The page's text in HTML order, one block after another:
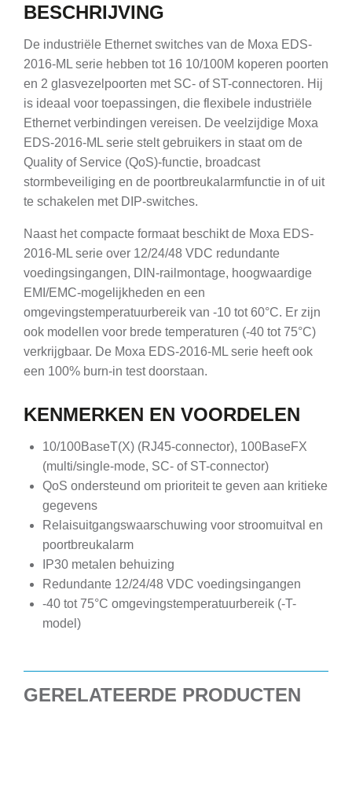
BESCHRIJVING
De industriële Ethernet switches van de Moxa EDS-
2016-ML serie hebben tot 16 10/100M koperen poorten
en 2 glasvezelpoorten met SC- of ST-connectoren. Hij
is ideaal voor toepassingen, die flexibele industriële
Ethernet verbindingen vereisen. De veelzijdige Moxa
EDS-2016-ML serie stelt gebruikers in staat om de
Quality of Service (QoS)-functie, broadcast
stormbeveiliging en de poortbreukalarmfunctie in of uit
te schakelen met DIP-switches.
Naast het compacte formaat beschikt de Moxa EDS-
2016-ML serie over 12/24/48 VDC redundante
voedingsingangen, DIN-railmontage, hoogwaardige
EMI/EMC-mogelijkheden en een
omgevingstemperatuurbereik van -10 tot 60°C. Er zijn
ook modellen voor brede temperaturen (-40 tot 75°C)
verkrijgbaar. De Moxa EDS-2016-ML serie heeft ook
een 100% burn-in test doorstaan.
KENMERKEN EN VOORDELEN
10/100BaseT(X) (RJ45-connector), 100BaseFX
(multi/single-mode, SC- of ST-connector)
QoS ondersteund om prioriteit te geven aan kritieke
gegevens
Relaisuitgangswaarschuwing voor stroomuitval en
poortbreukalarm
IP30 metalen behuizing
Redundante 12/24/48 VDC voedingsingangen
-40 tot 75°C omgevingstemperatuurbereik (-T-
model)
GERELATEERDE PRODUCTEN